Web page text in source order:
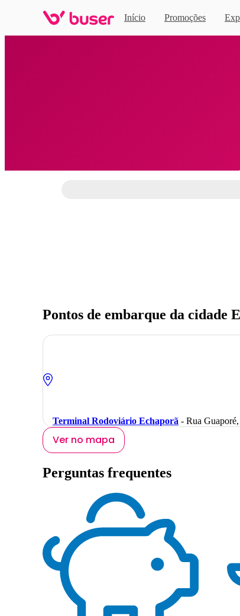
Início Promoções
Home
Pontos de embarque da cidade
Terminal Rodoviário Echaporã - Rua
Ver no mapa
Perguntas frequentes